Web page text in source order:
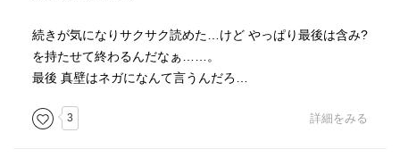
続きが気になりサクサク読めた…けど やっぱり最後は含み?
を持たせて終わるんだなぁ……。
最後 真壁はネガになんて言うんだろ…
3 詳細をみる